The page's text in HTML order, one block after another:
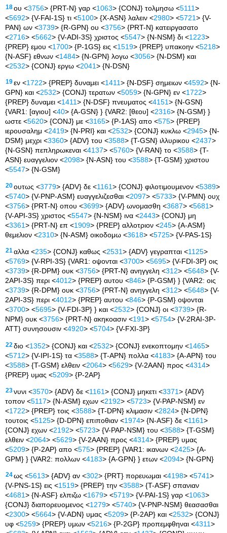
18ου <3756> {PRT-N} γαρ <1063> {CONJ} τολμησω <5111>
<5692> {V-FAI-1S} τι <5100> {X-ASN} λαλειν <2980> <5721> {V-
PAN} ων <3739> {R-GPN} ου <3756> {PRT-N} κατειργασατο
<2716> <5662> {V-ADI-3S} χριστος <5547> {N-NSM} δι <1223>
{PREP} εμου <1700> {P-1GS} εις <1519> {PREP} υπακοην <5218>
{N-ASF} εθνων <1484> {N-GPN} λογω <3056> {N-DSM} και
<2532> {CONJ} εργω <2041> {N-DSN}
19εν <1722> {PREP} δυναμει <1411> {N-DSF} σημειων <4592> {N-
GPN} και <2532> {CONJ} τερατων <5059> {N-GPN} εν <1722>
{PREP} δυναμει <1411> {N-DSF} πνευματος <4151> {N-GSN}
{VAR1: [αγιου] <40> {A-GSN} } {VAR2: [θεου] <2316> {N-GSM} }
ωστε <5620> {CONJ} με <3165> {P-1AS} απο <575> {PREP}
ιερουσαλημ <2419> {N-PRI} και <2532> {CONJ} κυκλω <2945> {N-
DSM} μεχρι <3360> {ADV} του <3588> {T-GSN} ιλλυρικου <2437>
{N-GSN} πεπληρωκεναι <4137> <5760> {V-RAN} το <3588> {T-
ASN} ευαγγελιον <2098> {N-ASN} του <3588> {T-GSM} χριστου
<5547> {N-GSM}
20ουτως <3779> {ADV} δε <1161> {CONJ} φιλοτιμουμενον <5389>
<5740> {V-PNP-ASM} ευαγγελιζεσθαι <2097> <5733> {V-PMN} ουχ
<3756> {PRT-N} οπου <3699> {ADV} ωνομασθη <3687> <5681>
{V-API-3S} χριστος <5547> {N-NSM} ινα <2443> {CONJ} μη
<3361> {PRT-N} επ <1909> {PREP} αλλοτριον <245> {A-ASM}
θεμελιον <2310> {N-ASM} οικοδομω <3618> <5725> {V-PAS-1S}
21 αλλα <235> {CONJ} καθως <2531> {ADV} γεγραπται <1125>
<5769> {V-RPI-3S} {VAR1: οψονται <3700> <5695> {V-FDI-3P} οις
<3739> {R-DPM} ουκ <3756> {PRT-N} ανηγγελη <312> <5648> {V-
2API-3S} περι <4012> {PREP} αυτου <846> {P-GSM} } {VAR2: οις
<3739> {R-DPM} ουκ <3756> {PRT-N} ανηγγελη <312> <5648> {V-
2API-3S} περι <4012> {PREP} αυτου <846> {P-GSM} οψονται
<3700> <5695> {V-FDI-3P} } και <2532> {CONJ} οι <3739> {R-
NPM} ουκ <3756> {PRT-N} ακηκοασιν <191> <5754> {V-2RAI-3P-
ATT} συνησουσιν <4920> <5704> {V-FXI-3P}
22 διο <1352> {CONJ} και <2532> {CONJ} ενεκοπτομην <1465>
<5712> {V-IPI-1S} τα <3588> {T-APN} πολλα <4183> {A-APN} του
<3588> {T-GSM} ελθειν <2064> <5629> {V-2AAN} προς <4314>
{PREP} υμας <5209> {P-2AP}
23νυνι <3570> {ADV} δε <1161> {CONJ} μηκετι <3371> {ADV}
τοπον <5117> {N-ASM} εχων <2192> <5723> {V-PAP-NSM} εν
<1722> {PREP} τοις <3588> {T-DPN} κλιμασιν <2824> {N-DPN}
τουτοις <5125> {D-DPN} επιποθιαν <1974> {N-ASF} δε <1161>
{CONJ} εχων <2192> <5723> {V-PAP-NSM} του <3588> {T-GSM}
ελθειν <2064> <5629> {V-2AAN} προς <4314> {PREP} υμας
<5209> {P-2AP} απο <575> {PREP} {VAR1: ικανων <2425> {A-
GPM} } {VAR2: πολλων <4183> {A-GPN} } ετων <2094> {N-GPN}
24ως <5613> {ADV} αν <302> {PRT} πορευωμαι <4198> <5741>
{V-PNS-1S} εις <1519> {PREP} την <3588> {T-ASF} σπανιαν
<4681> {N-ASF} ελπιζω <1679> <5719> {V-PAI-1S} γαρ <1063>
{CONJ} διαπορευομενος <1279> <5740> {V-PNP-NSM} θεασασθαι
<2300> <5664> {V-ADN} υμας <5209> {P-2AP} και <2532> {CONJ}
υφ <5259> {PREP} υμων <5216> {P-2GP} προπεμφθηναι <4311>